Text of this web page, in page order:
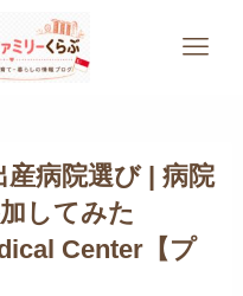
病院選び | 病院
してみた
Center【プ